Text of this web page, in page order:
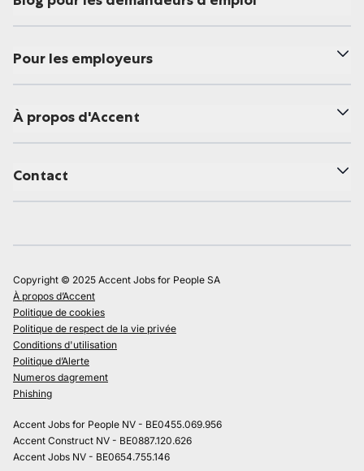
Pour les employeurs
À propos d'Accent
Contact
Copyright © 2025 Accent Jobs for People SA
À propos d’Accent
Politique de cookies
Politique de respect de la vie privée
Conditions d'utilisation
Politique d’Alerte
Numeros dagrement
Phishing
Accent Jobs for People NV - BE0455.069.956
Accent Construct NV - BE0887.120.626
Accent Jobs NV - BE0654.755.146